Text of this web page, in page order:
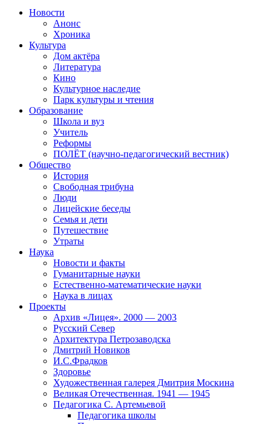
Новости
Анонс
Хроника
Культура
Дом актёра
Литература
Кино
Культурное наследие
Парк культуры и чтения
Образование
Школа и вуз
Учитель
Реформы
ПОЛЁТ (научно-педагогический вестник)
Общество
История
Свободная трибуна
Люди
Лицейские беседы
Семья и дети
Путешествие
Утраты
Наука
Новости и факты
Гуманитарные науки
Естественно-математические науки
Наука в лицах
Проекты
Архив «Лицея». 2000 — 2003
Русский Север
Архитектура Петрозаводска
Дмитрий Новиков
И.С.Фрадков
Здоровье
Художественная галерея Дмитрия Москина
Великая Отечественная. 1941 — 1945
Педагогика С. Артемьевой
Педагогика школы